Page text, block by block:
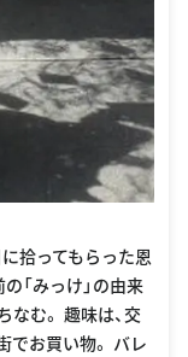
拾ってもらった恩
「みっけ」の由来
なむ。 趣味は、交
でお買い物。 バレ